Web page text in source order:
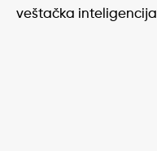
veštačka inteligencija